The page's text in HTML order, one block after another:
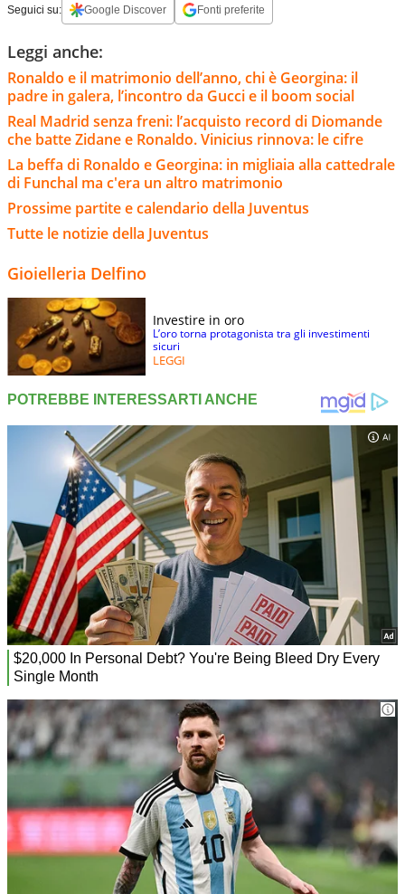
Seguici su: Google Discover Fonti preferite
Leggi anche:
Ronaldo e il matrimonio dell’anno, chi è Georgina: il
padre in galera, l’incontro da Gucci e il boom social
Real Madrid senza freni: l’acquisto record di Diomande
che batte Zidane e Ronaldo. Vinicius rinnova: le cifre
La beffa di Ronaldo e Georgina: in migliaia alla cattedrale
di Funchal ma c'era un altro matrimonio
Prossime partite e calendario della Juventus
Tutte le notizie della Juventus
Gioielleria Delfino
Investire in oro
L’oro torna protagonista tra gli investimenti
sicuri
LEGGI